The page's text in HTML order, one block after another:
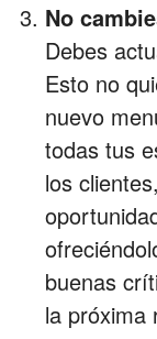
No
Debes
Esto no
nuevo
todas tus
los
buenas
la próxima